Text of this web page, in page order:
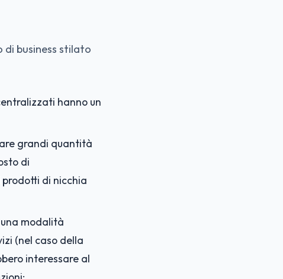
di business stilato
hanno un
grandi quantità
di
di nicchia
modalità
(nel caso della
interessare al